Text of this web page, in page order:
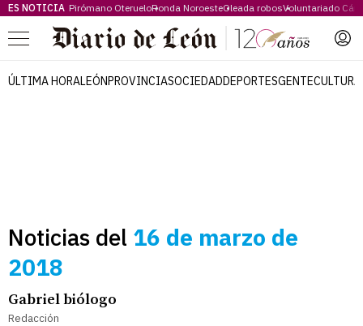
ES NOTICIA Pirómano OterueloRonda NoroesteOleada robosVoluntariado
Menú
ÚLTIMA HORALEÓNPROVINCIASOCIEDADDEPORTESGENTECULTURA
Noticias del 16 de marzo de
2018
Gabriel biólogo
Redacción